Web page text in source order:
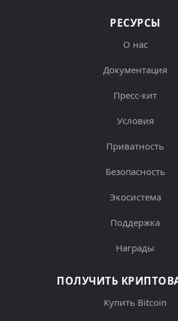
РЕСУРСЫ
О нас
Документация
Пресс-кит
Условия
Приватность
Безопасность
Экосистема
Поддержка
Награды
ПОЛУЧИТЬ
Купить Bitcoin